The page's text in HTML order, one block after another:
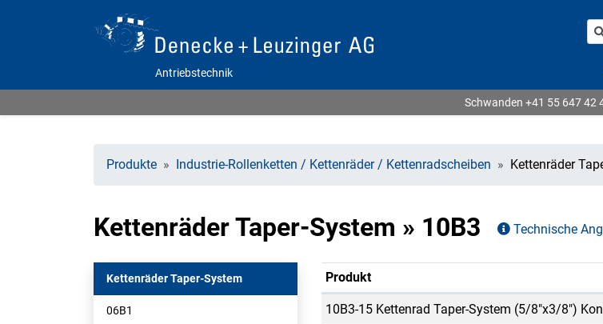
Antriebstechnik
Schwanden +41 55 647 42
Produkte Industrie-Rollenketten / Kettenräder / Kettenradscheiben Kettenräder
Kettenräder Taper-System » 10B3 Technische
Kettenräder Taper-System
06B1
Produkt
10B3-15 Kettenrad Taper-System (5/8"x3/8")